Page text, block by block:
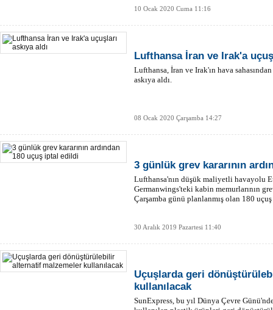
10 Ocak 2020 Cuma 11:16
Lufthansa İran ve Irak'a
Lufthansa, İran ve Irak'ın hava
askıya aldı.
08 Ocak 2020 Çarşamba 14:27
3 günlük grev kararının
Lufthansa'nın düşük maliyetli havayolu
Germanwings'teki kabin memurlarının
Çarşamba günü planlanmış olan 180
30 Aralık 2019 Pazartesi 11:40
Uçuşlarda geri
kullanılacak
SunExpress, bu yıl Dünya Çevre